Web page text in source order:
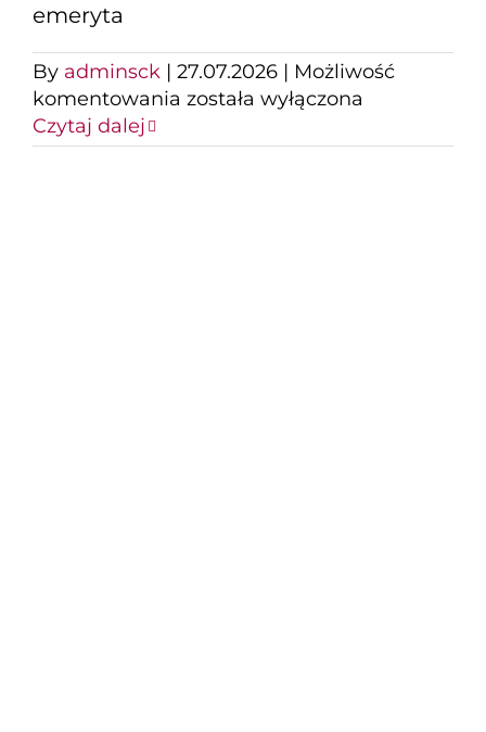
emeryta
By adminsck | 27.07.2026 | Możliwość
komentowania Historie
została wyłączona
Czytaj dalej